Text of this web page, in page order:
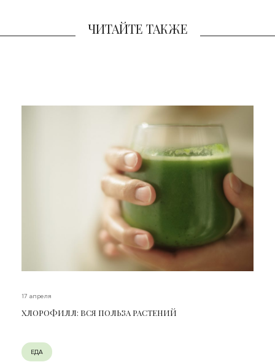
ЧИТАЙТЕ ТАКЖЕ
17 апреля
ХЛОРОФИЛЛ: ВСЯ ПОЛЬЗА РАСТЕНИЙ
ЕДА